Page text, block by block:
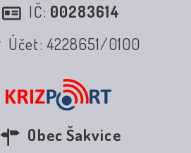
IČ: 00283614
Účet: 4228651/0100
Obec Šakvice